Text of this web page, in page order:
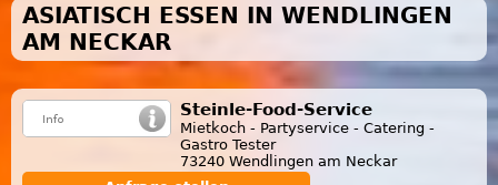
ASIATISCH ESSEN IN WENDLINGEN
AM NECKAR
Steinle-Food-Service
Mietkoch - Partyservice - Catering -
Gastro Tester
73240 Wendlingen am Neckar